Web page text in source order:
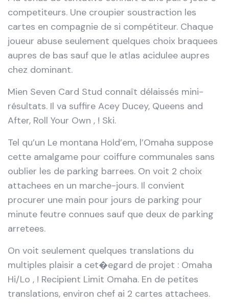
competiteurs. Une croupier soustraction les
cartes en compagnie de si compétiteur. Chaque
joueur abuse seulement quelques choix braquees
aupres de bas sauf que le atlas acidulee aupres
chez dominant.
Mien Seven Card Stud connaît délaissés mini-
résultats. Il va suffire Acey Ducey, Queens and
After, Roll Your Own , ! Ski.
Tel qu’un Le montana Hold’em, l’Omaha suppose
cette amalgame pour coiffure communales sans
oublier les de parking barrees. On voit 2 choix
attachees en un marche-jours. Il convient
procurer une main pour jours de parking pour
minute feutre connues sauf que deux de parking
arretees.
On voit seulement quelques translations du
multiples plaisir a cet�egard de projet : Omaha
Hi/Lo , ! Recipient Limit Omaha. En de petites
translations, environ chef ai 2 cartes attachees.